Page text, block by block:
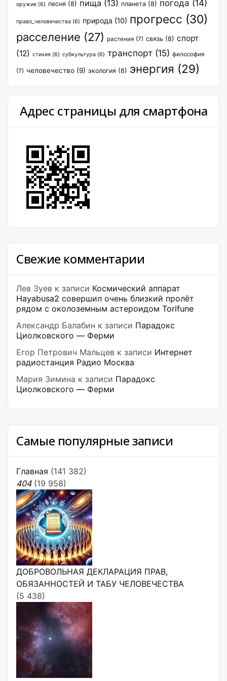
оружие (6) песня (8) пища (13) планета (8) погода (14)
право_человечества (6) природа (10) прогресс (30)
расселение (27) растения (7) связь (8) спорт
(12) стихия (6) субкультура (6) транспорт (15) философия
(7) человечество (9) экология (8) энергия (29)
Адрес страницы для смартфона
Свежие комментарии
Лев Зуев к записи Космический аппарат
Hayabusa2 совершил очень близкий пролёт
рядом с околоземным астероидом Torifune
Александр Балабин к записи Парадокс
Циолковского — Ферми
Егор Петрович Мальцев к записи Интернет
радиостанция Радио Москва
Мария Зимина к записи Парадокс
Циолковского — Ферми
Самые популярные записи
Главная (141 382)
404 (19 958)
ДОБРОВОЛЬНАЯ ДЕКЛАРАЦИЯ ПРАВ,
ОБЯЗАННОСТЕЙ И ТАБУ ЧЕЛОВЕЧЕСТВА
(5 438)